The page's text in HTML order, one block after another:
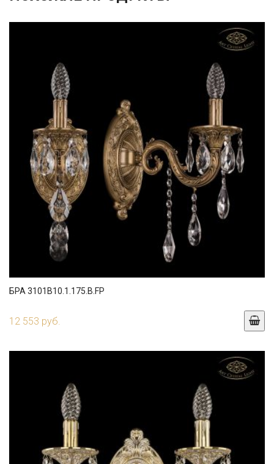
БРА 3101B10.1.175.B.FP
12 553 руб.